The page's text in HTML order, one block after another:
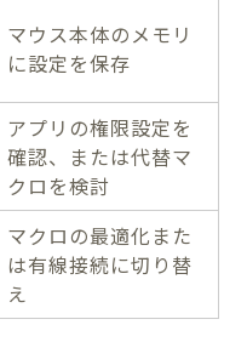
マウス本体のメモリ
に設定を保存
アプリの権限設定を
確認、または代替マ
クロを検討
マクロの最適化また
は有線接続に切り替
え